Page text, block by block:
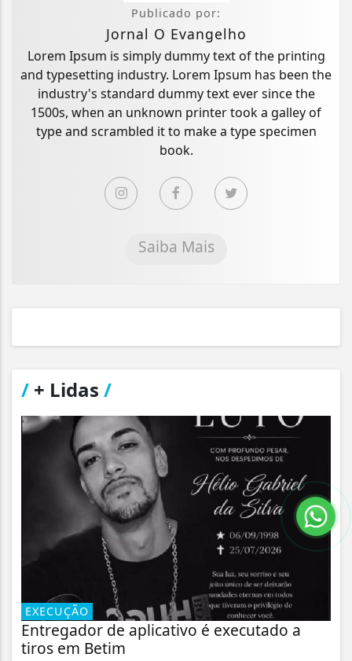
Publicado por:
Jornal O Evangelho
Lorem Ipsum is simply dummy text of the printing
and typesetting industry. Lorem Ipsum has been the
industry's standard dummy text ever since the
1500s, when an unknown printer took a galley of
type and scrambled it to make a type specimen
book.
Saiba Mais
/ + Lidas /
EXECUÇÃO
Entregador de aplicativo é executado a
tiros em Betim